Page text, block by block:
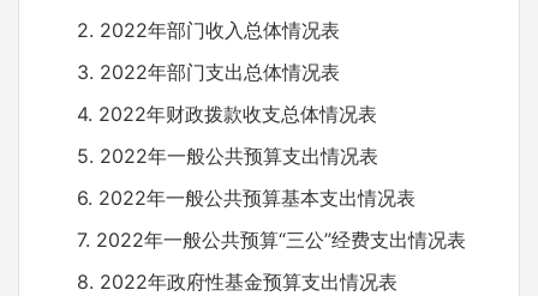
2. 2022年部门收入总体情况表
3. 2022年部门支出总体情况表
4. 2022年财政拨款收支总体情况表
5. 2022年一般公共预算支出情况表
6. 2022年一般公共预算基本支出情况表
7. 2022年一般公共预算“三公”经费支出情况表
8. 2022年政府性基金预算支出情况表